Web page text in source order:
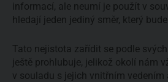
informací, ale neumí je použít v
hledají jeden jediný směr, který
Tato nejistota zařídit se podle
ještě prohlubuje, jelikož okolí nám
v souladu s jejich vnitřním vedením